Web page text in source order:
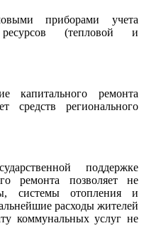
приборами учета
(тепловой и
капитального ремонта
средств регионального
поддержке
ремонта позволяет не
системы отопления и
расходы жителей
коммунальных услуг не